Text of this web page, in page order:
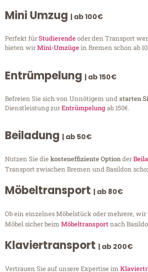
Mini Umzug | ab 100€
Perfekt fürStudierendeoder den Transport
bieten wirMini-Umzügein Bremen schon ab
Entrümpelung | ab 150€
Befreien Sie sich von Unnötigem undstarten
Dienstleistung zurEntrümpelungab 150€.
Beiladung | ab 50€
Nutzen Sie diekosteneffiziente Optionder
Transport zwischen Bremen und Basildon
Möbeltransport | ab 80€
Ob ein einzelnes Möbelstück oder mehrere,
Möbel sicher beim Möbeltransportnach
Klaviertransport | ab 200€
Vertrauen Sie auf unsere Expertise im